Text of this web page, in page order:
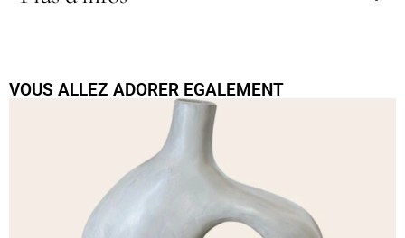
VOUS ALLEZ ADORER EGALEMENT